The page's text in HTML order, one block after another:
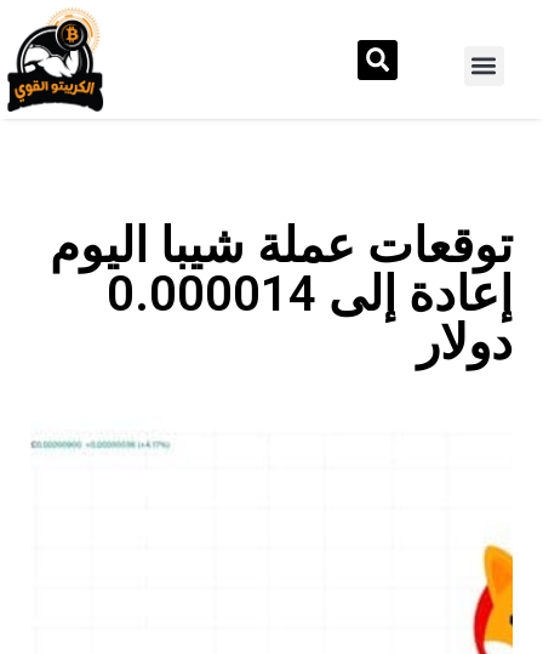
توقعات عملة شيبا اليوم
إعادة إلى 0.000014
دولار